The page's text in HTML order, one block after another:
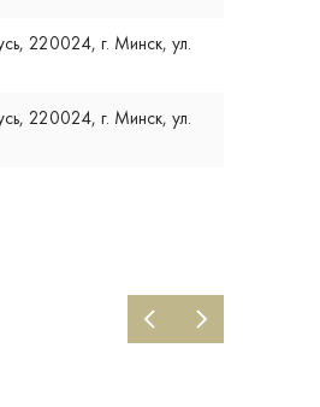
220024, г. Минск, ул.
220024, г. Минск, ул.